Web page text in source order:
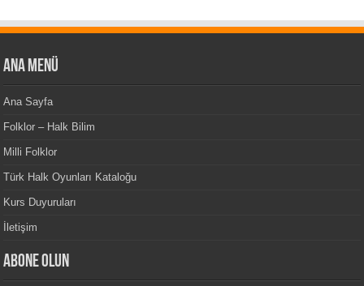
Ana Menü
Ana Sayfa
Folklor – Halk Bilim
Milli Folklor
Türk Halk Oyunları Kataloğu
Kurs Duyuruları
İletişim
Abone Olun